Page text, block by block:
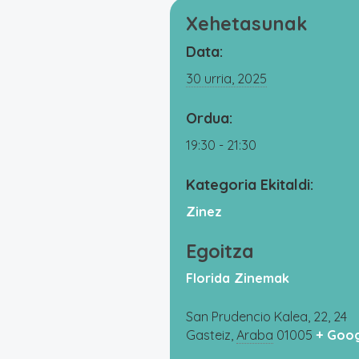
Xehetasunak
Data:
30 urria, 2025
Ordua:
19:30 - 21:30
Kategoria Ekitaldi:
Zinez
Egoitza
Florida Zinemak
San Prudencio Kalea, 22, 24
Gasteiz, Araba 01005 +